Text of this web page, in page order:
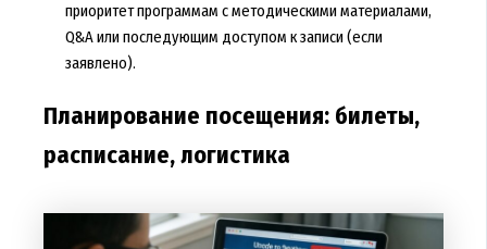
приоритет программам с методическими материалами,
Q&A или последующим доступом к записи (если
заявлено).
Планирование посещения: билеты,
расписание, логистика